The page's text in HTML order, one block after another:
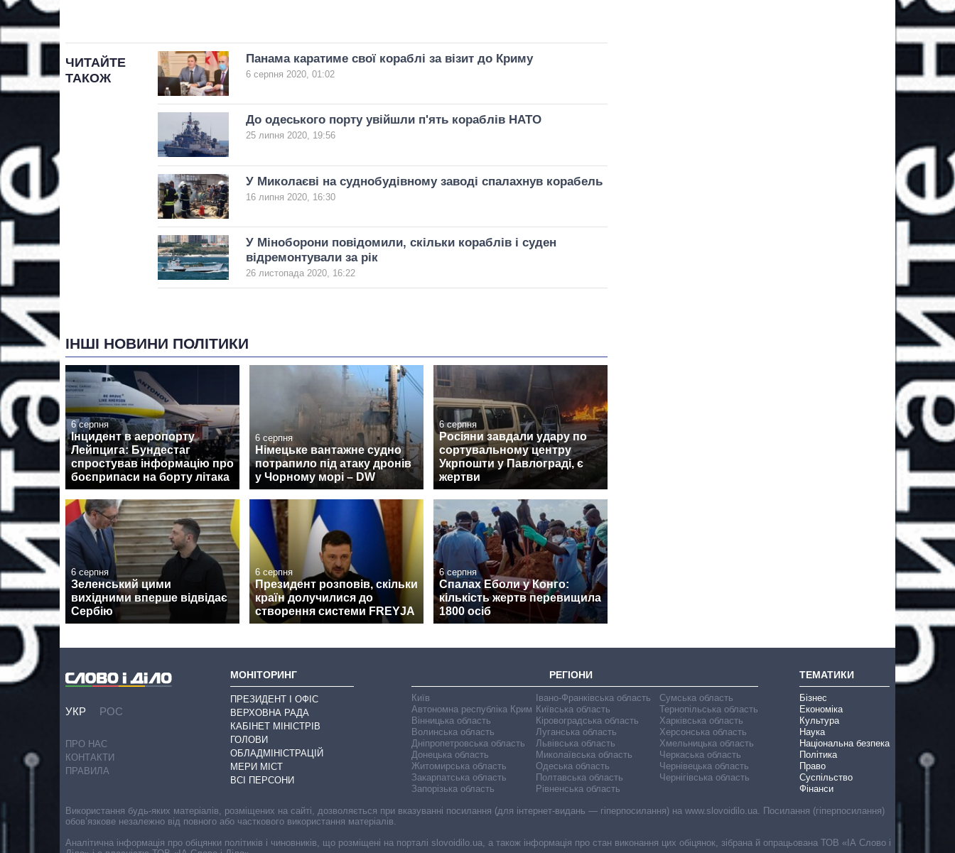
ЧИТАЙТЕ
ТАКОЖ
Панама каратиме свої кораблі за візит до Криму
6 серпня 2020, 01:02
До одеського порту увійшли п'ять кораблів НАТО
25 липня 2020, 19:56
У Миколаєві на суднобудівному заводі спалахнув корабель
16 липня 2020, 16:30
У Міноборони повідомили, скільки кораблів і суден
відремонтували за рік
26 листопада 2020, 16:22
ІНШІ НОВИНИ ПОЛІТИКИ
6 серпня
Інцидент в аеропорту
Лейпцига: Бундестаг
спростував інформацію про
боєприпаси на борту літака
6 серпня
Німецьке вантажне судно
потрапило під атаку дронів
у Чорному морі – DW
6 серпня
Росіяни завдали удару по
сортувальному центру
Укрпошти у Павлограді, є
жертви
6 серпня
Зеленський цими
вихідними вперше відвідає
Сербію
6 серпня
Президент розповів, скільки
країн долучилися до
створення системи FREYJA
6 серпня
Спалах Еболи у Конго:
кількість жертв перевищила
1800 осіб
УКР РОС
ПРО НАС
КОНТАКТИ
ПРАВИЛА
МОНІТОРИНГ
ПРЕЗИДЕНТ І ОФІС
ВЕРХОВНА РАДА
КАБІНЕТ МІНІСТРІВ
ГОЛОВИ
ОБЛАДМІНІСТРАЦІЙ
МЕРИ МІСТ
ВСІ ПЕРСОНИ
РЕГІОНИ
Київ
Автономна республіка Крим
Вінницька область
Волинська область
Дніпропетровська область
Донецька область
Житомирська область
Закарпатська область
Запорізька область
Івано-Франківська область
Київська область
Кіровоградська область
Луганська область
Львівська область
Миколаївська область
Одеська область
Полтавська область
Рівненська область
Сумська область
Тернопільська область
Харківська область
Херсонська область
Хмельницька область
Черкаська область
Чернівецька область
Чернігівська область
ТЕМАТИКИ
Бізнес
Економіка
Культура
Наука
Національна безпека
Політика
Право
Суспільство
Фінанси
Використання будь-яких матеріалів, розміщених на сайті, дозволяється при вказуванні посилання (для інтернет-видань — гіперпосилання) на www.slovoidilo.ua. Посилання (гіперпосилання)
обов’язкове незалежно від повного або часткового використання матеріалів.
Аналітична інформація про обіцянки політиків і чиновників, що розміщені на порталі slovoidilo.ua, а також інформація про стан виконання цих обіцянок, зібрана й опрацьована ТОВ «ІА Слово і